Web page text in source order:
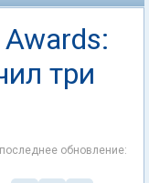
три
обновление: